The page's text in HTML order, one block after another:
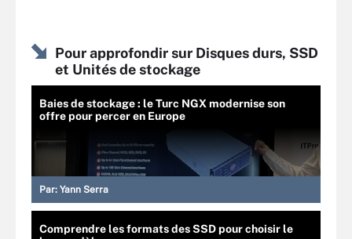
Pour approfondir sur Disques durs, SSD
et Unités de stockage
Baies de stockage : le Turc NGX modernise son
offre pour percer en Europe
Par: Yann Serra
Comprendre les formats des SSD pour choisir le